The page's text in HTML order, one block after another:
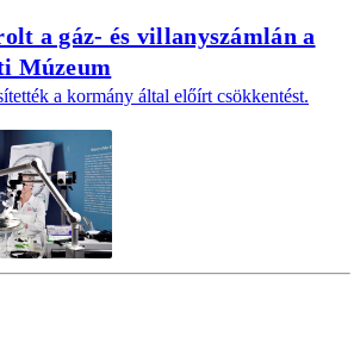
a gáz- és villanyszámlán a
Múzeum
a kormány által előírt csökkentést.